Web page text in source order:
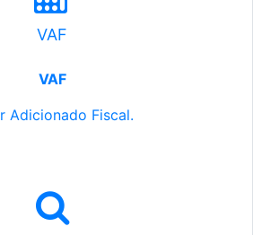
VAF
VAF
Adicionado Fiscal.